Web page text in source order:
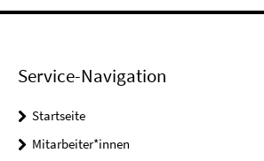
Service-Navigation
Startseite
Mitarbeiter*innen